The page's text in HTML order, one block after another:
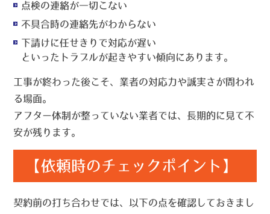
点検の連絡が一切こない
不具合時の連絡先がわからない
下請けに任せきりで対応が遅い
といったトラブルが起きやすい傾向にあります。
工事が終わった後こそ、業者の対応力や誠実さが問われ
る場面。
アフター体制が整っていない業者では、長期的に見て不
安が残ります。
【依頼時のチェックポイント】
契約前の打ち合わせでは、以下の点を確認しておきまし